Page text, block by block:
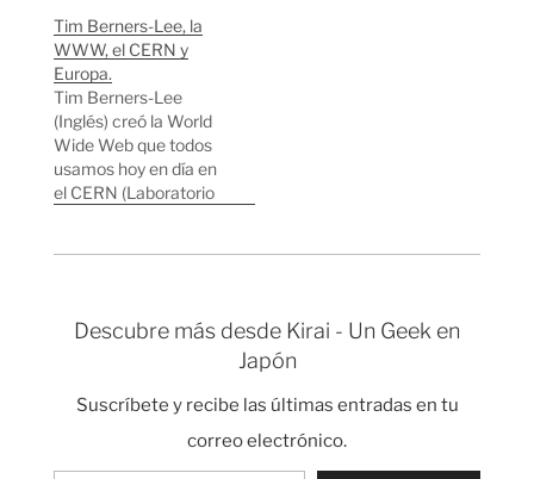
programación he
escogido Java ya que
mi objetivo era realizar
un estructura de clases
elegante de forma
rápida que se pueda
utilizar para crear otros
juegos. Uno de los
…
Tim Berners-Lee, la
WWW, el CERN y
Europa.
Tim Berners-Lee
(Inglés) creó la World
Wide Web que todos
usamos hoy en día en
el CERN (Laboratorio
Internet, pero en
todo el mundo usa.…
Descubre más desde Kirai - Un Geek en
Japón
Suscríbete y recibe las últimas entradas en tu
correo electrónico.
Escribe tu correo electrónico…